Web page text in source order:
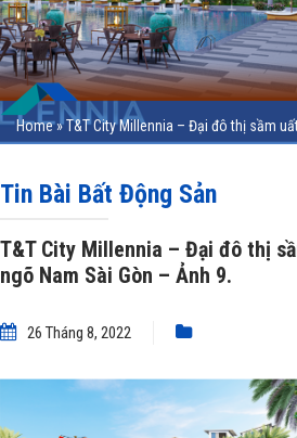
Home»T&T City Millennia – Đại đô thị sầm
Tin Bài Bất Động Sản
T&T City Millennia – Đại đô thị
ngõ Nam Sài Gòn – Ảnh 9.
26 Tháng 8, 2022